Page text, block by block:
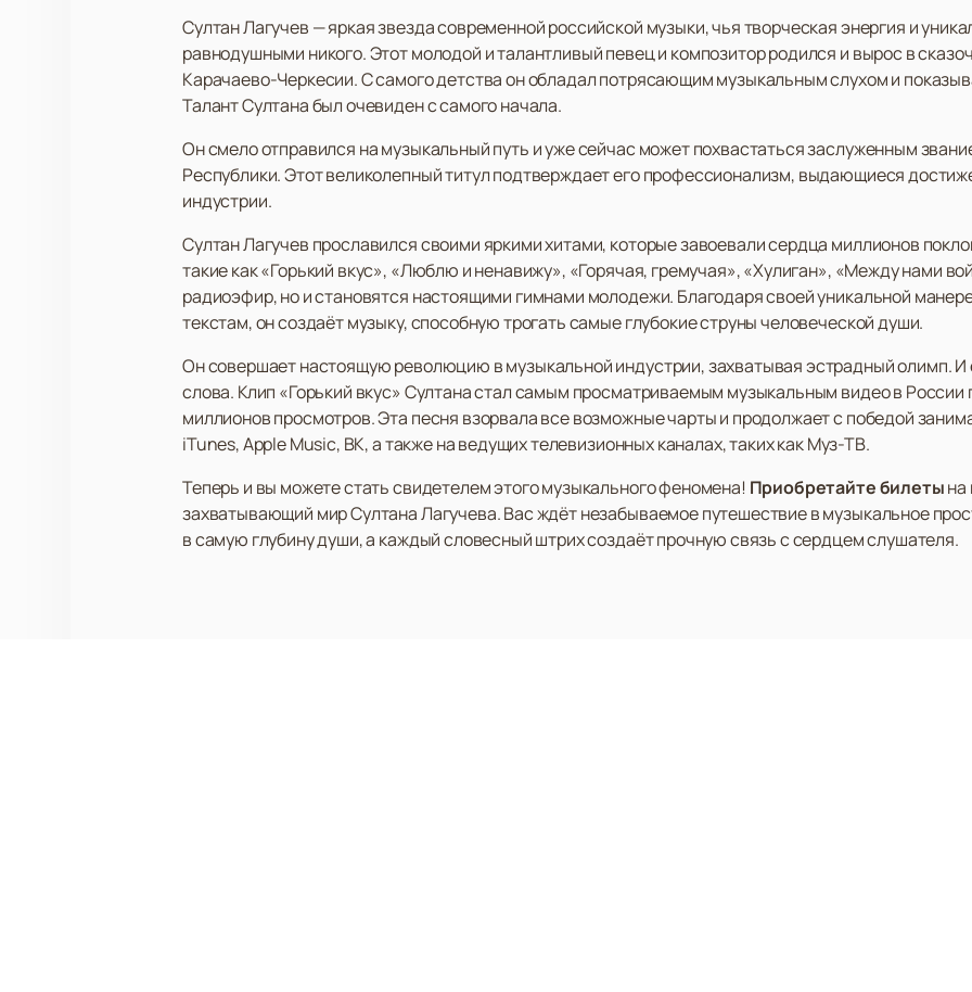
Султан Лагучев — яркая звезда современной российской музыки, чья творческая энергия и
равнодушными никого. Этот молодой и талантливый певец и композитор родился и вырос в
Карачаево-Черкесии. С самого детства он обладал потрясающим музыкальным слухом и
Талант Султана был очевиден с самого начала.
Он смело отправился на музыкальный путь и уже сейчас может похвастаться заслуженным
Республики. Этот великолепный титул подтверждает его профессионализм, выдающиеся
индустрии.
Султан Лагучев прославился своими яркими хитами, которые завоевали сердца миллионов
такие как «Горький вкус», «Люблю и ненавижу», «Горячая, гремучая», «Хулиган», «Между нами
радиоэфир, но и становятся настоящими гимнами молодежи. Благодаря своей уникальной
текстам, он создаёт музыку, способную трогать самые глубокие струны человеческой души.
Он совершает настоящую революцию в музыкальной индустрии, захватывая эстрадный олимп. И
слова. Клип «Горький вкус» Султана стал самым просматриваемым музыкальным видео в России
миллионов просмотров. Эта песня взорвала все возможные чарты и продолжает с победой
iTunes, Apple Music, ВК, а также на ведущих телевизионных каналах, таких как Муз-ТВ.
Теперь и вы можете стать свидетелем этого музыкального феномена! Приобретайте билетына
захватывающий мир Султана Лагучева. Вас ждёт незабываемое путешествие в музыкальное
в самую глубину души, а каждый словесный штрих создаёт прочную связь с сердцем слушателя.